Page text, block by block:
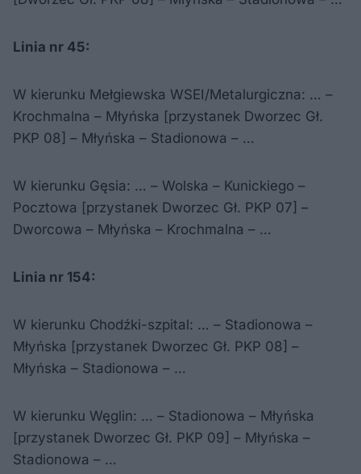
Linia nr 45:
W kierunku Mełgiewska WSEI/Metalurgiczna: … –
Krochmalna – Młyńska [przystanek Dworzec Gł.
PKP 08] – Młyńska – Stadionowa – …
W kierunku Gęsia: … – Wolska – Kunickiego –
Pocztowa [przystanek Dworzec Gł. PKP 07] –
Dworcowa – Młyńska – Krochmalna – …
Linia nr 154:
W kierunku Chodźki-szpital: … – Stadionowa –
Młyńska [przystanek Dworzec Gł. PKP 08] –
Młyńska – Stadionowa – …
W kierunku Węglin: … – Stadionowa – Młyńska
[przystanek Dworzec Gł. PKP 09] – Młyńska –
Stadionowa – …